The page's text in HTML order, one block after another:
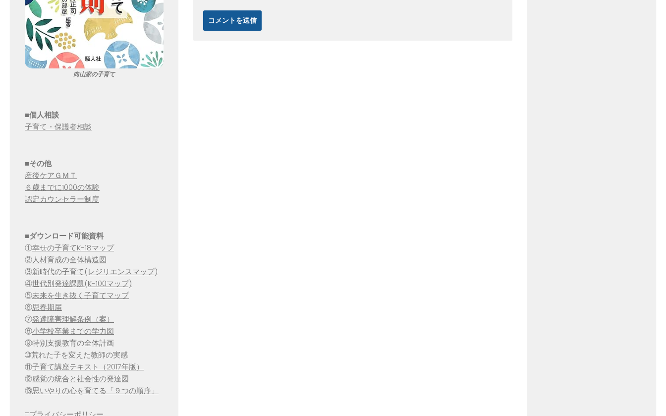
向山家の子育て
■個人相談
子育て・保護者相談
■その他
産後ケアＧＭＴ
６歳までに1000の体験
認定カウンセラー制度
■ダウンロード可能資料
①幸せの子育てK-18マップ
②人材育成の全体構造図
③新時代の子育て(レジリエンスマップ)
④世代別発達課題(K-100マップ)
⑤未来を生き抜く子育てマップ
⑥思春期届
⑦発達障害理解条例（案）
⑧小学校卒業までの学力図
⑨特別支援教育の全体計画
➉荒れた子を変えた教師の実感
⑪子育て講座テキスト（2017年版）
⑫感覚の統合と社会性の発達図
⑬思いやりの心を育てる「９つの順序」